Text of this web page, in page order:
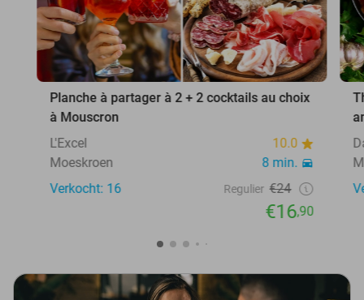
Planche à partager à 2 + 2 cocktails au choix
à Mouscron
L'Excel
10.0
Moeskroen
8 min.
Verkocht: 16
Regulier €24
€16,90